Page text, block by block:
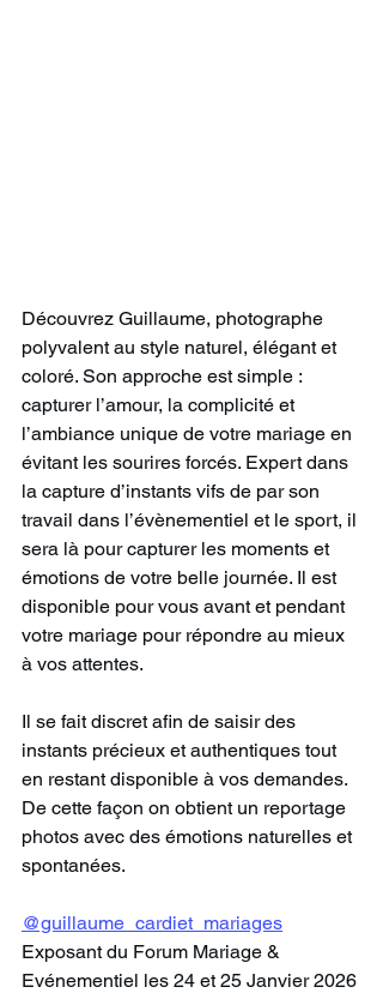
Découvrez Guillaume, photographe
polyvalent au style naturel, élégant et
coloré. Son approche est simple :
capturer l’amour, la complicité et
l’ambiance unique de votre mariage en
évitant les sourires forcés. Expert dans
la capture d’instants vifs de par son
travail dans l’évènementiel et le sport, il
sera là pour capturer les moments et
émotions de votre belle journée. Il est
disponible pour vous avant et pendant
votre mariage pour répondre au mieux
à vos attentes.
Il se fait discret afin de saisir des
instants précieux et authentiques tout
en restant disponible à vos demandes.
De cette façon on obtient un reportage
photos avec des émotions naturelles et
spontanées.
@guillaume_cardiet_mariages
Exposant du Forum Mariage &
Evénementiel les 24 et 25 Janvier 2026